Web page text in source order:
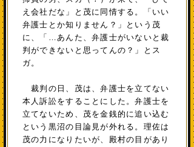
え会社だな」と茂に同情する。「いい
弁護士とか知りません？」という茂
に、「…あんた、弁護士がいないと裁
判ができないと思ってんの？」とス
ガ。
裁判の日、茂は、弁護士を立てない
本人訴訟をすることにした。弁護士を
立てないため、茂を金銭的に追い込む
という黒沼の目論見が外れる。理佐は
茂の力になりたいが、殿村の目があり